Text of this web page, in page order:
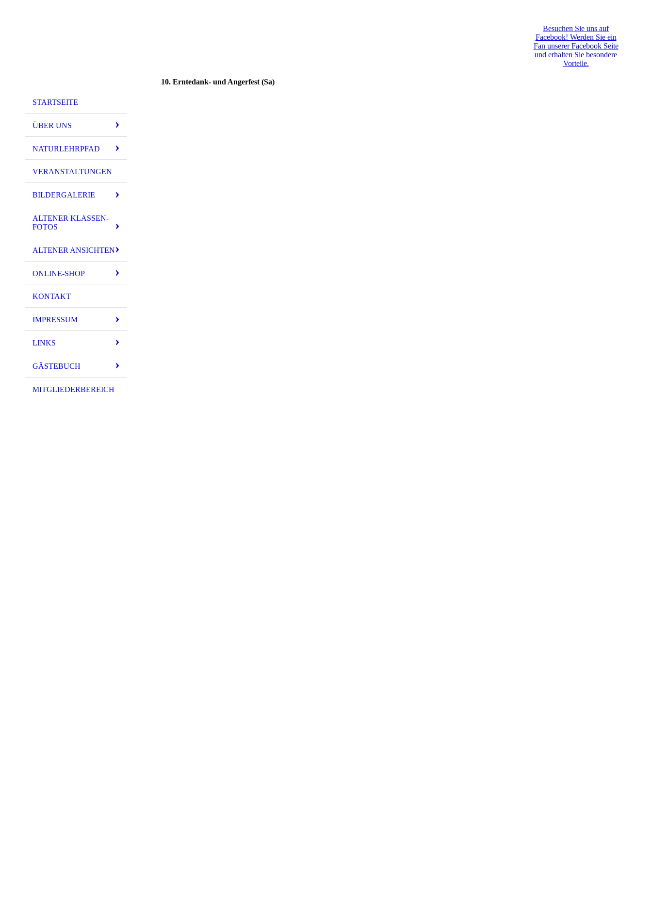
STARTSEITE
ÜBER UNS
NATURLEHRPFAD
VERANSTALTUNGEN
BILDERGALERIE
ALTENER KLASSEN-
FOTOS
ALTENER ANSICHTEN
ONLINE-SHOP
KONTAKT
IMPRESSUM
LINKS
GÄSTEBUCH
MITGLIEDERBEREICH
10. Erntedank- und Angerfest (Sa)
Besuchen Sie uns auf
Facebook! Werden Sie ein
Fan unserer Facebook Seite
und erhalten Sie besondere
Vorteile.